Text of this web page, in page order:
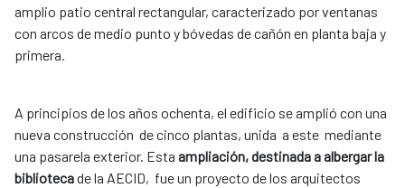
amplio patio central rectangular, caracterizado por ventanas
con arcos de medio punto y bóvedas de cañón en planta baja y
primera.
A principios de los años ochenta, el edificio se amplió con una
nueva construcción de cinco plantas, unida a este mediante
una pasarela exterior. Esta ampliación, destinada a albergar la
bibliotecade la AECID, fue un proyecto de los arquitectos